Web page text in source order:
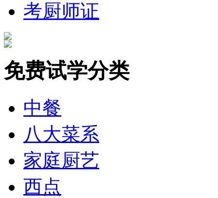
考厨师证
免费试学分类
中餐
八大菜系
家庭厨艺
西点